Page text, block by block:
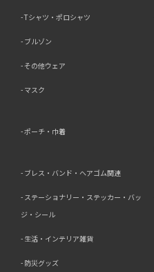
Tシャツ・ポロシャツ
ブルゾン
その他ウェア
マスク
ポーチ・巾着
ブレス・バンド・ヘアゴム関連
ステーショナリー・ステッカー・バッ
ジ・シール
生活・インテリア雑貨
防災グッズ